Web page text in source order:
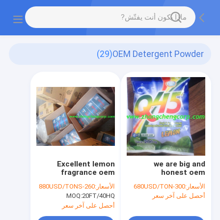
OEM Detergent Powder
(29)
Excellent lemon
fragrance oem
detergent
powder/oem boxes
washing powder to
Iraq market
الأسعار:260-880USD/TONS
MOQ:20FT/40HQ
أحصل على آخر سعر
we are big and
honest oem
detergent
powder/25g-1000kg
bulk washing powder
الأسعار:300-680USD/TON
أحصل على آخر سعر